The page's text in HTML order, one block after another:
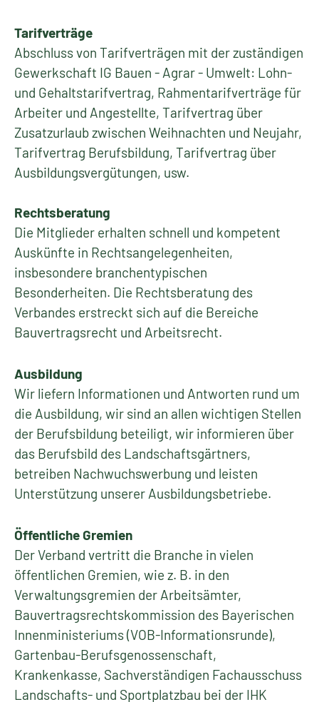
Tarifverträge
Abschluss von Tarifverträgen mit der zuständigen
Gewerkschaft IG Bauen - Agrar - Umwelt: Lohn-
und Gehaltstarifvertrag, Rahmentarifverträge für
Arbeiter und Angestellte, Tarifvertrag über
Zusatzurlaub zwischen Weihnachten und Neujahr,
Tarifvertrag Berufsbildung, Tarifvertrag über
Ausbildungsvergütungen, usw.
Rechtsberatung
Die Mitglieder erhalten schnell und kompetent
Auskünfte in Rechtsangelegenheiten,
insbesondere branchentypischen
Besonderheiten. Die Rechtsberatung des
Verbandes erstreckt sich auf die Bereiche
Bauvertragsrecht und Arbeitsrecht.
Ausbildung
Wir liefern Informationen und Antworten rund um
die Ausbildung, wir sind an allen wichtigen Stellen
der Berufsbildung beteiligt, wir informieren über
das Berufsbild des Landschaftsgärtners,
betreiben Nachwuchswerbung und leisten
Unterstützung unserer Ausbildungsbetriebe.
Öffentliche Gremien
Der Verband vertritt die Branche in vielen
öffentlichen Gremien, wie z. B. in den
Verwaltungsgremien der Arbeitsämter,
Bauvertragsrechtskommission des Bayerischen
Innenministeriums (VOB-Informationsrunde),
Gartenbau-Berufsgenossenschaft,
Krankenkasse, Sachverständigen Fachausschuss
Landschafts- und Sportplatzbau bei der IHK